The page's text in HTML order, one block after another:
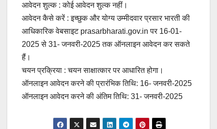
आवेदन शुल्क : कोई आवेदन शुल्क नहीं।
आवेदन कैसे करें : इच्छुक और योग्य उम्मीदवार प्रसार भारती की
आधिकारिक वेबसाइट prasarbharati.gov.in पर 16-01-
2025 से 31- जनवरी-2025 तक ऑनलाइन आवेदन कर सकते
हैं।
चयन प्रक्रिया : चयन साक्षात्कार पर आधारित होगा।
ऑनलाइन आवेदन करने की प्रारंभिक तिथि: 16- जनवरी-2025
ऑनलाइन आवेदन करने की अंतिम तिथि: 31- जनवरी-2025